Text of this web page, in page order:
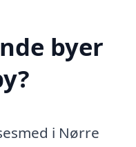
byer
i Nørre